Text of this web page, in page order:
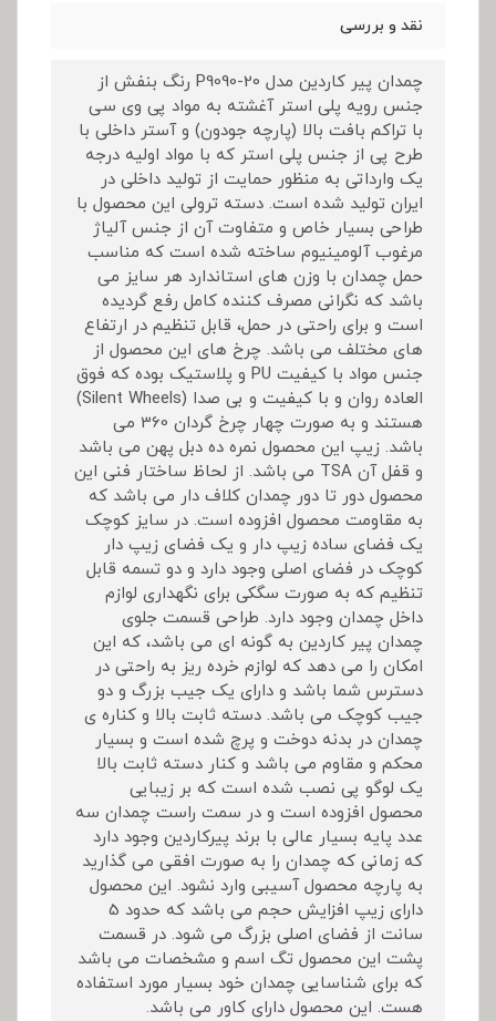
نقد و بررسی
چمدان پیر کاردین مدل P9090-20 رنگ بنفش از
جنس رویه پلی استر آغشته به مواد پی وی سی
با تراکم بافت بالا (پارچه جودون) و آستر داخلی با
طرح پی از جنس پلی استر که با مواد اولیه درجه
یک وارداتی به منظور حمایت از تولید داخلی در
ایران تولید شده است. دسته ترولی این محصول با
طراحی بسیار خاص و متفاوت آن از جنس آلیاژ
مرغوب آلومینیوم ساخته شده است که مناسب
حمل چمدان با وزن های استاندارد هر سایز می
باشد که نگرانی مصرف کننده کامل رفع گردیده
است و برای راحتی در حمل، قابل تنظیم در ارتفاع
های مختلف می باشد. چرخ های این محصول از
جنس مواد با کیفیت PU و پلاستیک بوده که فوق
العاده روان و با کیفیت و بی صدا (Silent Wheels)
هستند و به صورت چهار چرخ گردان 360 می
باشد. زیپ این محصول نمره ده دبل پهن می باشد
و قفل آن TSA می باشد. از لحاظ ساختار فنی این
محصول دور تا دور چمدان کلاف دار می باشد که
به مقاومت محصول افزوده است. در سایز کوچک
یک فضای ساده زیپ دار و یک فضای زیپ دار
کوچک در فضای اصلی وجود دارد و دو تسمه قابل
تنظیم که به صورت سگکی برای نگهداری لوازم
داخل چمدان وجود دارد. طراحی قسمت جلوی
چمدان پیر کاردین به گونه ای می باشد، که این
امکان را می دهد که لوازم خرده ریز به راحتی در
دسترس شما باشد و دارای یک جیب بزرگ و دو
جیب کوچک می باشد. دسته ثابت بالا و کناره ی
چمدان در بدنه دوخت و پرچ شده است و بسیار
محکم و مقاوم می باشد و کنار دسته ثابت بالا
یک لوگو پی نصب شده است که بر زیبایی
محصول افزوده است و در سمت راست چمدان سه
عدد پایه بسیار عالی با برند پیرکاردین وجود دارد
که زمانی که چمدان را به صورت افقی می گذارید
به پارچه محصول آسیبی وارد نشود. این محصول
دارای زیپ افزایش حجم می باشد که حدود 5
سانت از فضای اصلی بزرگ می شود. در قسمت
پشت این محصول تگ اسم و مشخصات می باشد
که برای شناسایی چمدان خود بسیار مورد استفاده
هست. این محصول دارای کاور می باشد.